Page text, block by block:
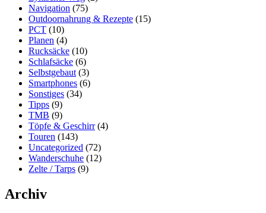
Navigation (75)
Outdoornahrung & Rezepte (15)
PCT (10)
Planen (4)
Rucksäcke (10)
Schlafsäcke (6)
Selbstgebaut (3)
Smartphones (6)
Sonstiges (34)
Tipps (9)
TMB (9)
Töpfe & Geschirr(4)
Touren (143)
Uncategorized (72)
Wanderschuhe (12)
Zelte / Tarps (9)
Archiv